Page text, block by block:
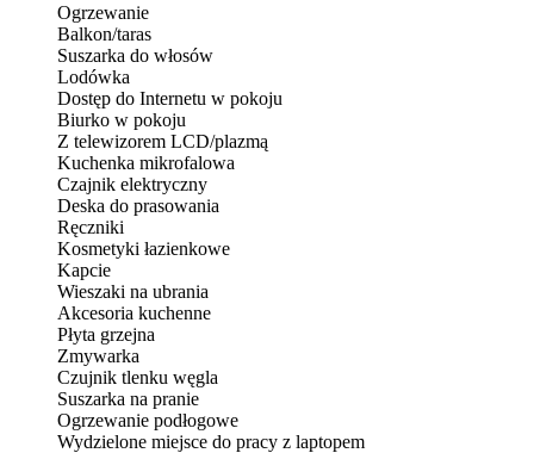
Ogrzewanie
Balkon/taras
Suszarka do włosów
Lodówka
Dostęp do Internetu w pokoju
Biurko w pokoju
Z telewizorem LCD/plazmą
Kuchenka mikrofalowa
Czajnik elektryczny
Deska do prasowania
Ręczniki
Kosmetyki łazienkowe
Kapcie
Wieszaki na ubrania
Akcesoria kuchenne
Płyta grzejna
Zmywarka
Czujnik tlenku węgla
Suszarka na pranie
Ogrzewanie podłogowe
Wydzielone miejsce do pracy z laptopem